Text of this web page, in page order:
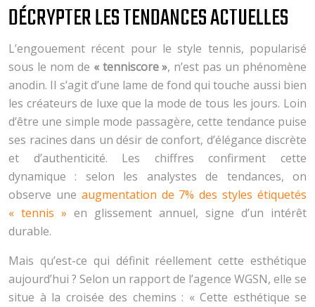
DÉCRYPTER LES TENDANCES ACTUELLES
L’engouement récent pour le style tennis, popularisé
sous le nom de « tenniscore », n’est pas un phénomène
anodin. Il s’agit d’une lame de fond qui touche aussi bien
les créateurs de luxe que la mode de tous les jours. Loin
d’être une simple mode passagère, cette tendance puise
ses racines dans un désir de confort, d’élégance discrète
et d’authenticité. Les chiffres confirment cette
dynamique : selon les analystes de tendances, on
observe une augmentation de 7% des styles étiquetés
« tennis » en glissement annuel, signe d’un intérêt
durable.
Mais qu’est-ce qui définit réellement cette esthétique
aujourd’hui ? Selon un rapport de l’agence WGSN, elle se
situe à la croisée des chemins : « Cette esthétique se